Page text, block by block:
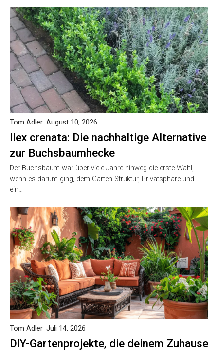
Ilex crenata: Die nachhaltige Alternative
zur Buchsbaumhecke
Tom Adler August 10, 2026
Der Buchsbaum war über viele Jahre hinweg die erste Wahl,
wenn es darum ging, dem Garten Struktur, Privatsphäre und
ein…
DIY-Gartenprojekte, die deinem Zuhause
Tom Adler Juli 14, 2026